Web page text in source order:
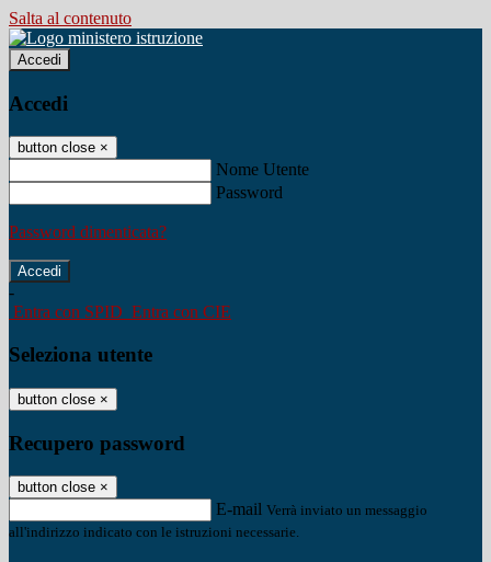
Salta al contenuto
Accedi
Accedi
button close ×
Nome Utente
Password
Password dimenticata?
-
Entra con SPID Entra con CIE
Seleziona utente
button close ×
Recupero password
button close ×
E-mail Verrà inviato un messaggio
all'indirizzo indicato con le istruzioni necessarie.